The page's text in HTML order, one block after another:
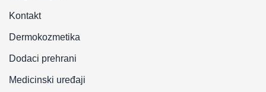
Kontakt
Dermokozmetika
Dodaci prehrani
Medicinski uređaji